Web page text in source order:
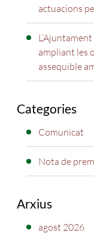
actuacions
ampliant les
assequible
Categories
Comunicat
Nota de
Arxius
agost 2026